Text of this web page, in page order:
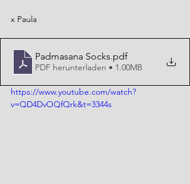
x Paula
Padmasana Socks.pdf
PDF herunterladen • 1.00MB
https://www.youtube.com/watch?
v=QD4DvOQfQrk&t=3344s